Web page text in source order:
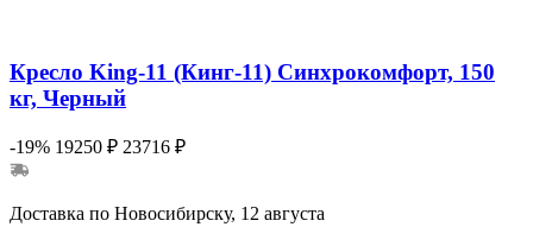
Кресло King-11 (Кинг-11) Синхрокомфорт, 150
кг, Черный
-19% 19250 ₽ 23716 ₽
Доставка по Новосибирску, 12 августа